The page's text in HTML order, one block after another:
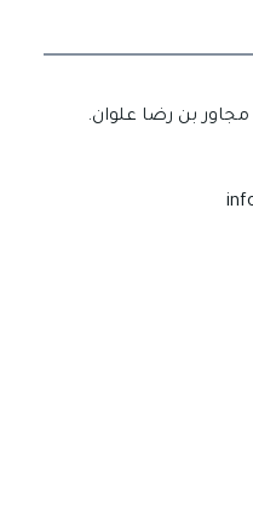
مجاور بن رضا علوان.